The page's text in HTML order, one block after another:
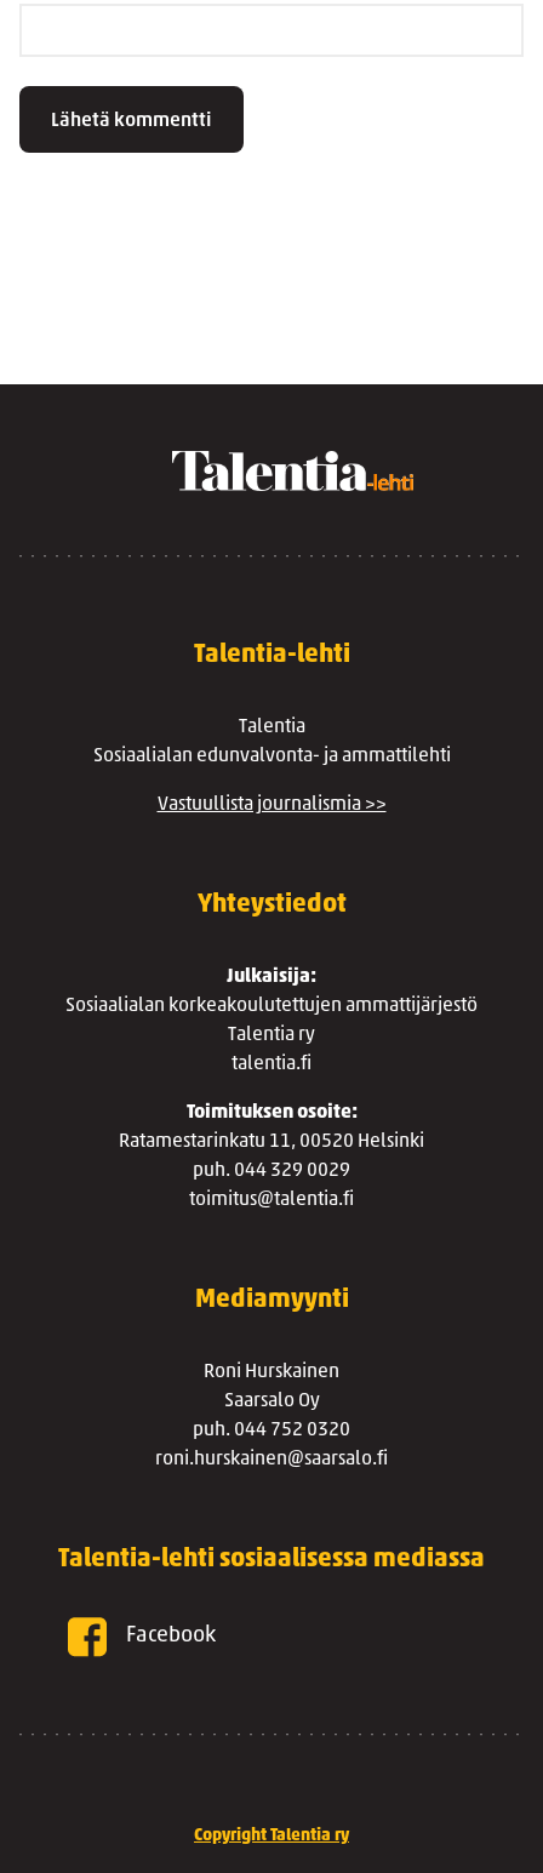
Talentia-lehti
Talentia
Sosiaalialan edunvalvonta- ja ammattilehti
Vastuullista journalismia >>
Yhteystiedot
Julkaisija:
Sosiaalialan korkeakoulutettujen ammattijärjestö
Talentia ry
talentia.fi
Toimituksen osoite:
Ratamestarinkatu 11, 00520 Helsinki
puh. 044 329 0029
toimitus@talentia.fi
Mediamyynti
Roni Hurskainen
Saarsalo Oy
puh. 044 752 0320
roni.hurskainen@saarsalo.fi
Talentia-lehti sosiaalisessa mediassa
Facebook
Copyright Talentia ry